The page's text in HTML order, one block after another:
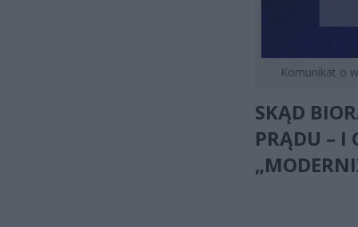
Komunikat o
SKĄD
PRĄDU – I